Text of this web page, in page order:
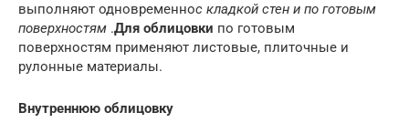
выполняют одновременнос кладкой стен и по готовым
поверхностям .Для облицовки по готовым
поверхностям применяют листовые, плиточные и
рулонные материалы.
Внутреннюю облицовку